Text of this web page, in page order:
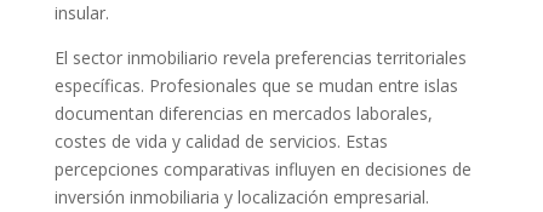
insular.
El sector inmobiliario revela preferencias territoriales
específicas. Profesionales que se mudan entre islas
documentan diferencias en mercados laborales,
costes de vida y calidad de servicios. Estas
percepciones comparativas influyen en decisiones de
inversión inmobiliaria y localización empresarial.